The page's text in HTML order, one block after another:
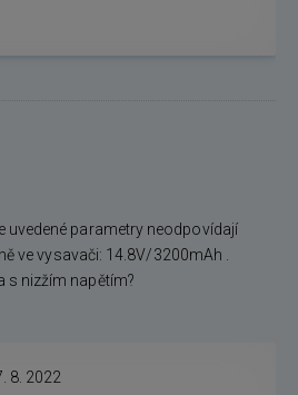
uvedené parametry neodpovídají
ve vysavači: 14.8V/3200mAh .
s nizžím napětím?
8. 2022